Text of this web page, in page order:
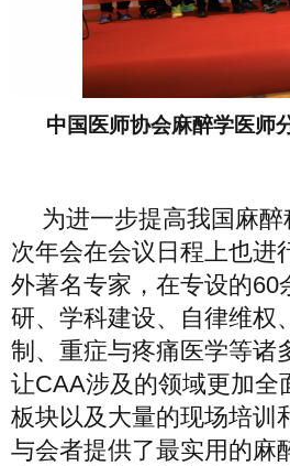
中国医师协会麻醉学医师
为进一步提高我国麻
次年会在会议日程上也进
外著名专家，在专设的
研、学科建设、自律维权
制、重症与疼痛医学等诸
让CAA涉及的领域更加全
板块以及大量的现场培训
与会者提供了最实用的麻